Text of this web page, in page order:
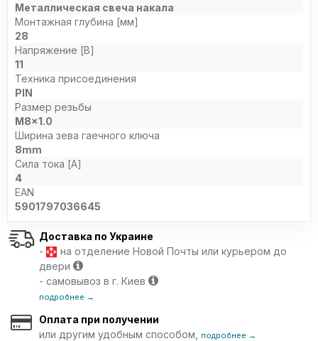
Металлическая свеча накала
Монтажная глубина [мм]
28
Напряжение [В]
11
Техника присоединения
PIN
Размер резьбы
M8x1.0
Ширина зева гаечного ключа
8mm
Сила тока [A]
4
EAN
5901797036645
Доставка по Украине
-
на отделение Новой Почты или курьером до
двери
- самовывоз в г. Киев
подробнее →
Оплата при получении
или другим удобным способом,
подробнее →